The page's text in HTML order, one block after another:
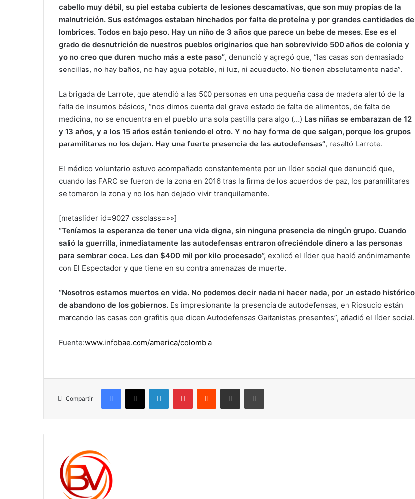
cabello muy débil, su piel estaba cubierta de lesiones descamativas, que son muy propias de la
malnutrición. Sus estómagos estaban hinchados por falta de proteína y por grandes cantidades de
lombrices. Todos en bajo peso. Hay un niño de 3 años que parece un bebe de meses. Ese es el
grado de desnutrición de nuestros pueblos originarios que han sobrevivido 500 años de colonia y
yo no creo que duren mucho más a este paso”, denunció y agregó que, “las casas son demasiado
sencillas, no hay baños, no hay agua potable, ni luz, ni acueducto. No tienen absolutamente nada”.
La brigada de Larrote, que atendió a las 500 personas en una pequeña casa de madera alertó de la
falta de insumos básicos, “nos dimos cuenta del grave estado de falta de alimentos, de falta de
medicina, no se encuentra en el pueblo una sola pastilla para algo (…) Las niñas se embarazan de 12
y 13 años, y a los 15 años están teniendo el otro. Y no hay forma de que salgan, porque los grupos
paramilitares no los dejan. Hay una fuerte presencia de las autodefensas”, resaltó Larrote.
El médico voluntario estuvo acompañado constantemente por un líder social que denunció que,
cuando las FARC se fueron de la zona en 2016 tras la firma de los acuerdos de paz, los paramilitares
se tomaron la zona y no los han dejado vivir tranquilamente.
[metaslider id=9027 cssclass=»»]
“Teníamos la esperanza de tener una vida digna, sin ninguna presencia de ningún grupo. Cuando
salió la guerrilla, inmediatamente las autodefensas entraron ofreciéndole dinero a las personas
para sembrar coca. Les dan $400 mil por kilo procesado”, explicó el líder que habló anónimamente
con El Espectador y que tiene en su contra amenazas de muerte.
“Nosotros estamos muertos en vida. No podemos decir nada ni hacer nada, por un estado histórico
de abandono de los gobiernos. Es impresionante la presencia de autodefensas, en Riosucio están
marcando las casas con grafitis que dicen Autodefensas Gaitanistas presentes”, añadió el líder social.
Fuente:www.infobae.com/america/colombia
Compartir
Facebook
X LinkedInPinterestReddit Compartir por correo electrónicoImprimir